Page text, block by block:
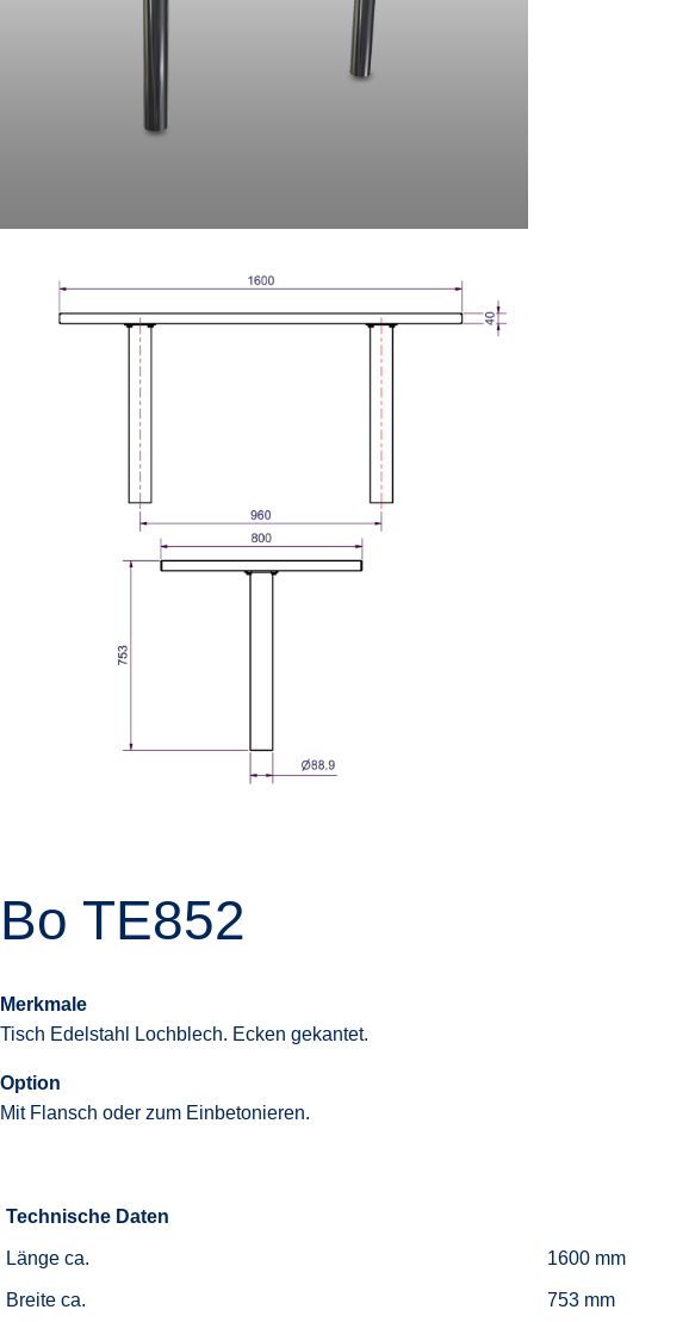
Bo TE852
Merkmale
Tisch Edelstahl Lochblech. Ecken gekantet.
Option
Mit Flansch oder zum Einbetonieren.
Technische Daten
Länge ca. 1600 mm
Breite ca. 753 mm